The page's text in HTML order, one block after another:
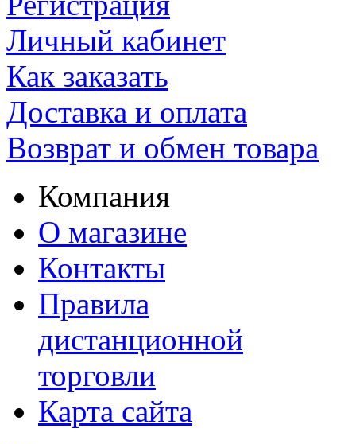
Личный кабинет
Как заказать
Доставка и оплата
Возврат и обмен товара
Компания
О магазине
Контакты
Правила
дистанционной
торговли
Карта сайта